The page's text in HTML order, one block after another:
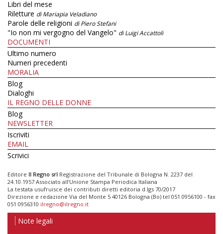
Libri del mese
Riletture di Mariapia Veladiano
Parole delle religioni di Piero Stefani
"Io non mi vergogno del Vangelo" di Luigi Accattoli
DOCUMENTI
Ultimo numero
Numeri precedenti
MORALIA
Blog
Dialoghi
IL REGNO DELLE DONNE
Blog
NEWSLETTER
Iscriviti
EMAIL
Scrivici
Editore Il Regno srl Registrazione del Tribunale di Bologna N. 2237 del
24.10.1957 Associato all’Unione Stampa Periodica Italiana
La testata usufruisce dei contributi diretti editoria d.lgs 70/2017
Direzione e redazione Via del Monte 5 40126 Bologna (Bo) tel 051 0956100 - fax
051 0956310 ilregno@ilregno.it
Note legali